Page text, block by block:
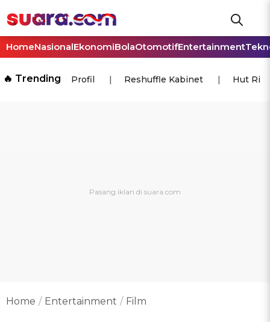
HomeNasionalEkonomiBolaOtomotifEntertainment
🔥 Trending Profil Reshuffle Kabinet Hut Ri
Home Entertainment Film